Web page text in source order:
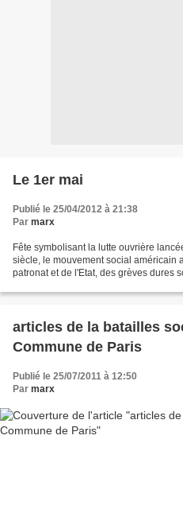
Le 1er mai
Publié le 25/04/2012 à 21:38
Par marx
Fête symbolisant la lutte ouvrière
siècle, le mouvement social américain
patronat et de l'Etat, des grèves dures
articles de la batailles
Commune de Paris
Publié le 25/07/2011 à 12:50
Par marx